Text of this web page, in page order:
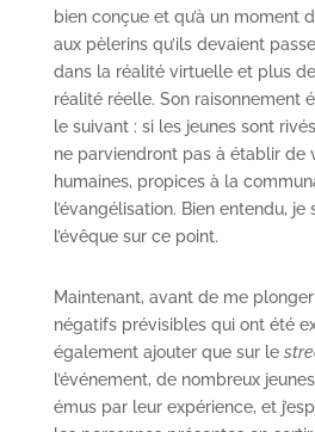
bien conçue et qu’à un moment
aux pèlerins qu’ils devaient
dans la réalité virtuelle et plus
réalité réelle. Son raisonnement
le suivant : si les jeunes sont
ne parviendront pas à établir de
humaines, propices à la
l’évangélisation. Bien entendu, je
l’évêque sur ce point.
Maintenant, avant de me
négatifs prévisibles qui ont été
également ajouter que sur le
l’événement, de nombreux
émus par leur expérience, et